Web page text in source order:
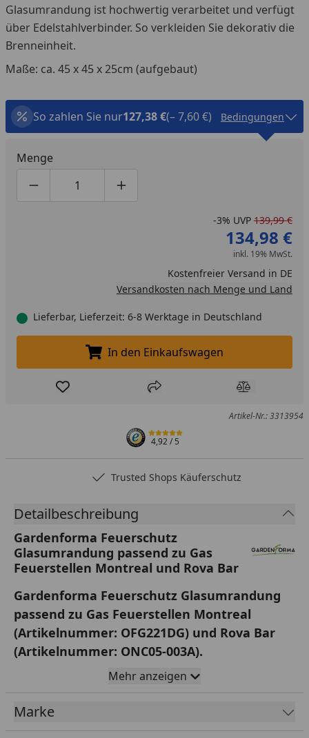
Glasumrandung ist hochwertig verarbeitet und verfügt
über Edelstahlverbinder. So verkleiden Sie dekorativ die
Brenneinheit.
Maße: ca. 45 x 45 x 25cm (aufgebaut)
So zahlen Sie nur127,38 €(– 7,60 €) Bedingungen
Menge
Produktmenge um eins verringern
Produktmenge manuell eingeben
Produktmenge um eins erhöhen
-3% UVP 139,99 €
134,98 €
inkl. 19% MwSt.
Kostenfreier Versand in DE
Versandkosten nach Menge und Land
Lieferbar, Lieferzeit: 6-8 Werktage in Deutschland
In den Einkaufswagen legen
In den Einkaufswagen
Produkt zur Wunschliste hinzufügen
Teilen Produkt
Artikel-Nr.: 3313954
4,92/ 5
Trusted Shops Käuferschutz
Detailbeschreibung
Gardenforma Feuerschutz
Glasumrandung passend zu Gas
Feuerstellen Montreal und Rova Bar
Gardenforma Feuerschutz Glasumrandung
passend zu Gas Feuerstellen Montreal
(Artikelnummer: OFG221DG) und Rova Bar
(Artikelnummer: ONC05-003A).
Dekorative Glasumrandung zum Schutz vor Wind. Die
Glasumrandung ist hochwertig verarbeitet und
verfügt über Edelstahlverbinder. So verkleiden Sie
Mehr anzeigen
Marke